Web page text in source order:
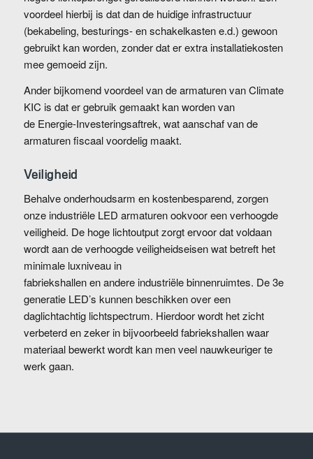
voordeel hierbij is dat dan de huidige infrastructuur
(bekabeling, besturings- en schakelkasten e.d.) gewoon
gebruikt kan worden, zonder dat er extra installatiekosten
mee gemoeid zijn.
Ander bijkomend voordeel van de armaturen van Climate
KIC is dat er gebruik gemaakt kan worden van
de Energie-Investeringsaftrek, wat aanschaf van de
armaturen fiscaal voordelig maakt.
Veiligheid
Behalve onderhoudsarm en kostenbesparend, zorgen
onze industriële LED armaturen ookvoor een verhoogde
veiligheid. De hoge lichtoutput zorgt ervoor dat voldaan
wordt aan de verhoogde veiligheidseisen wat betreft het
minimale luxniveau in
fabriekshallen en andere industriële binnenruimtes. De 3e
generatie LED’s kunnen beschikken over een
daglichtachtig lichtspectrum. Hierdoor wordt het zicht
verbeterd en zeker in bijvoorbeeld fabriekshallen waar
materiaal bewerkt wordt kan men veel nauwkeuriger te
werk gaan.